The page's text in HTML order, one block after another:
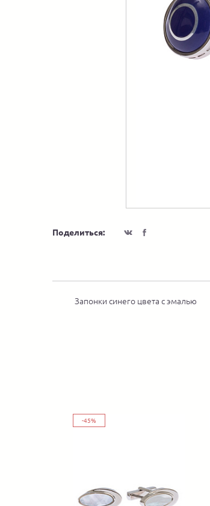
Поделиться:
Запонки синего цвета с эмалью
-45%